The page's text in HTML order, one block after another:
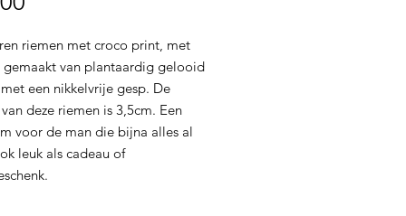
riemen met croco print, met
gemaakt van plantaardig gelooid
een nikkelvrije gesp. De
deze riemen is 3,5cm. Een
voor de man die bijna alles al
leuk als cadeau of